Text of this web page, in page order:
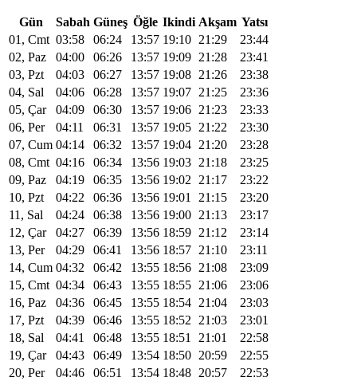
Gün Sabah Güneş Öğle Ikindi Akşam Yatsı
01, Cmt 03:58 06:24 13:57 19:10 21:29
23:44
02, Paz
04:00 06:26 13:57 19:09 21:28
23:41
03, Pzt
04:03 06:27 13:57 19:08 21:26
23:38
04, Sal
04:06 06:28 13:57 19:07 21:25
23:36
05, Çar
04:09 06:30 13:57 19:06 21:23
23:33
06, Per
04:11 06:31 13:57 19:05 21:22
23:30
07, Cum 04:14 06:32 13:57 19:04 21:20
23:28
08, Cmt 04:16 06:34 13:56 19:03 21:18
23:25
09, Paz
04:19 06:35 13:56 19:02 21:17
23:22
10, Pzt
04:22 06:36 13:56 19:01 21:15
23:20
11, Sal
04:24 06:38 13:56 19:00 21:13
23:17
12, Çar
04:27 06:39 13:56 18:59 21:12
23:14
13, Per
04:29 06:41 13:56 18:57 21:10
23:11
14, Cum 04:32 06:42 13:55 18:56 21:08
23:09
15, Cmt 04:34 06:43 13:55 18:55 21:06
23:06
16, Paz
04:36 06:45 13:55 18:54 21:04
23:03
17, Pzt
04:39 06:46 13:55 18:52 21:03
23:01
18, Sal
04:41 06:48 13:55 18:51 21:01
22:58
19, Çar
04:43 06:49 13:54 18:50 20:59
22:55
20, Per
04:46 06:51 13:54 18:48 20:57
22:53